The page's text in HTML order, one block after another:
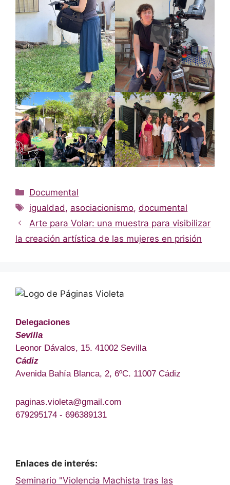
Categorías
Documental
Etiquetas
igualdad, asociacionismo,documental
Arte para Volar: una muestra para visibilizar
la creación artística de las mujeres en prisión
Delegaciones
Sevilla
Leonor Dávalos, 15. 41002 Sevilla
Cádiz
Avenida Bahía Blanca, 2, 6ºC. 11007 Cádiz
paginas.violeta@gmail.com
679295174 - 696389131
Enlaces de interés:
Seminario "Violencia Machista tras las